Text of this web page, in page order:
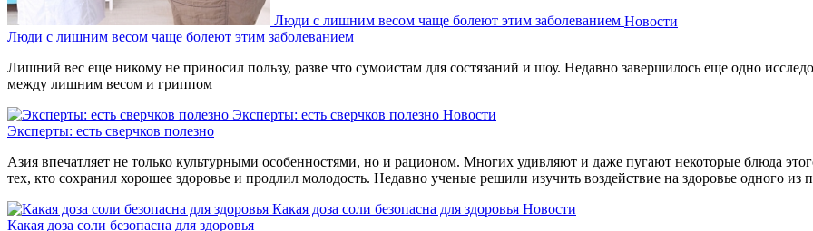
Люди с лишним весом чаще болеют этим заболеванием Новости
Люди с лишним весом чаще болеют этим заболеванием
Лишний вес еще никому не приносил пользу, разве что сумоистам для состязаний и шоу. Недавно завершилось еще одно
между лишним весом и гриппом
Эксперты: есть сверчков полезно Новости
Эксперты: есть сверчков полезно
Азия впечатляет не только культурными особенностями, но и рационом. Многих удивляют и даже пугают некоторые блюда
тех, кто сохранил хорошее здоровье и продлил молодость. Недавно ученые решили изучить воздействие на здоровье одного из
Какая доза соли безопасна для здоровья Новости
Какая доза соли безопасна для здоровья